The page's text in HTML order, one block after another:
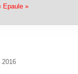
Epaule »
2016